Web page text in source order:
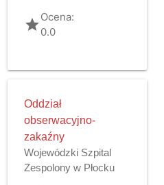
gradeOcena:
0.0
Oddział
obserwacyjno-
zakaźny
Wojewódzki Szpital
Zespolony w Płocku